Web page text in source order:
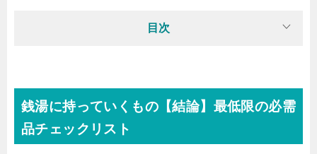
目次
銭湯に持っていくもの【結論】最低限の必需
品チェックリスト